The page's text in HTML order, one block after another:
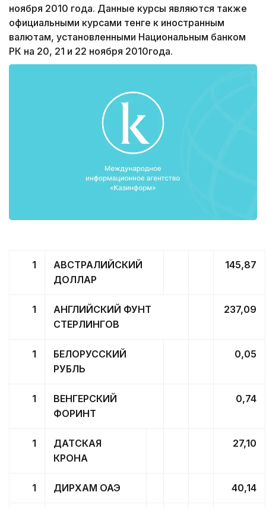
ноября 2010 года. Данные курсы являются также
официальными курсами тенге к иностранным
валютам, установленными Национальным банком
РК на 20, 21 и 22 ноября 2010года.
1
АВСТРАЛИЙСКИЙ
ДОЛЛАР
145,87
1
АНГЛИЙСКИЙ ФУНТ
СТЕРЛИНГОВ
237,09
1
БЕЛОРУССКИЙ
РУБЛЬ
0,05
1
ВЕНГЕРСКИЙ
ФОРИНТ
0,74
1
ДАТСКАЯ
КРОНА
27,10
1 ДИРХАМ ОАЭ 40,14